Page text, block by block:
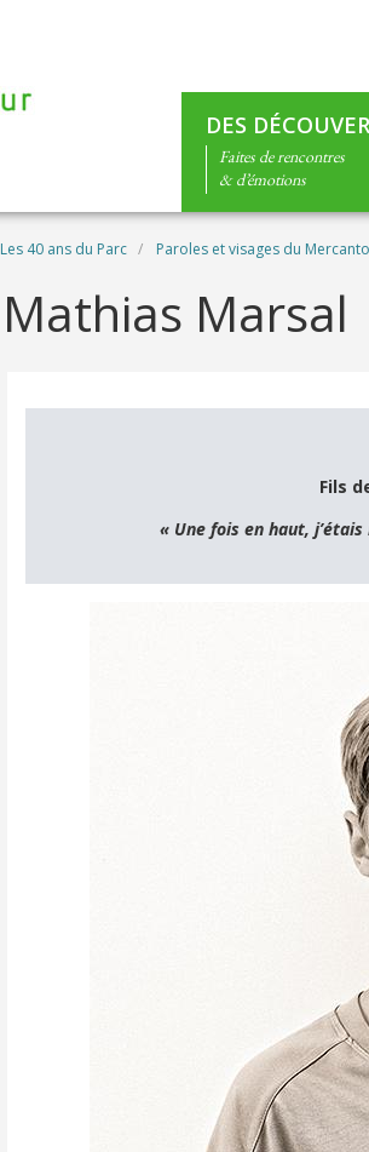
DES
Faites de rencontres
& d’émotions
Les 40 ans du Parc Paroles et visages du
Mathias Marsal
Fils
« Une fois en haut, j’étais